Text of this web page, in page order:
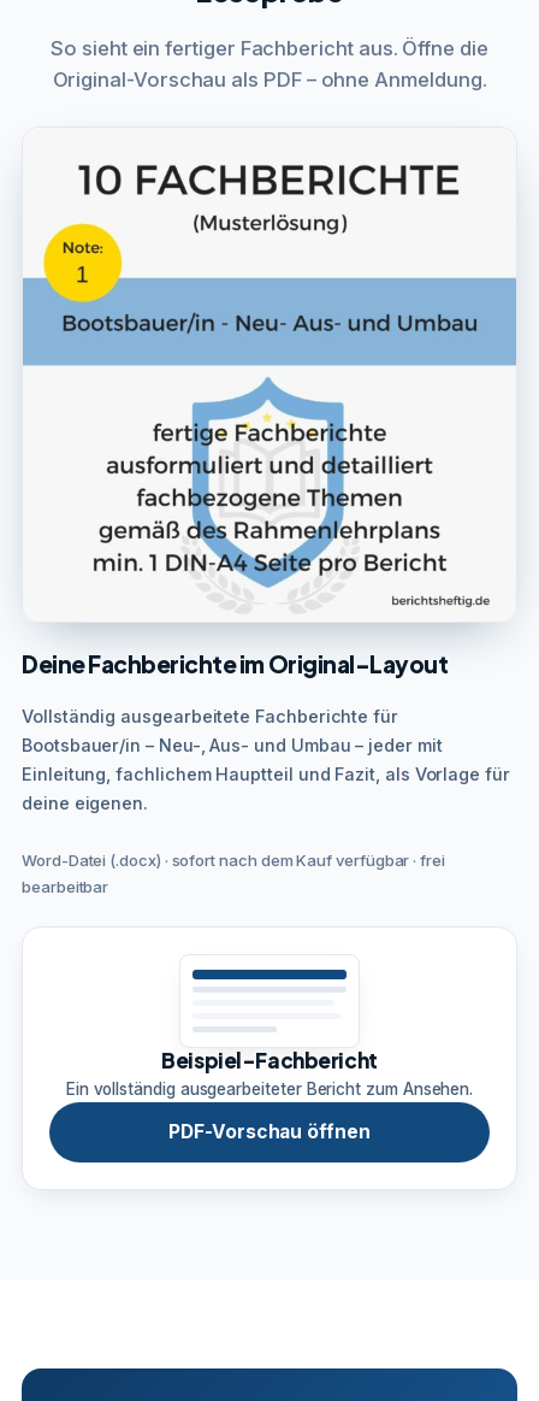
So sieht ein fertiger Fachbericht aus. Öffne die
Original-Vorschau als PDF – ohne Anmeldung.
Deine Fachberichte im Original-Layout
Vollständig ausgearbeitete Fachberichte für
Bootsbauer/in – Neu-, Aus- und Umbau – jeder mit
Einleitung, fachlichem Hauptteil und Fazit, als Vorlage für
deine eigenen.
Word-Datei (.docx) · sofort nach dem Kauf verfügbar · frei
bearbeitbar
Beispiel-Fachbericht
Ein vollständig ausgearbeiteter Bericht zum Ansehen.
PDF-Vorschau öffnen